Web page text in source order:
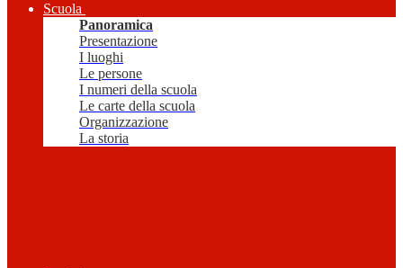
Scuola
Panoramica
Presentazione
I luoghi
Le persone
I numeri della scuola
Le carte della scuola
Organizzazione
La storia